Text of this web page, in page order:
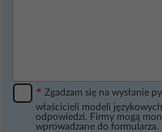
* Zgadzam się na wysłanie
właścicieli modeli
odpowiedzi. Firmy mogą
wprowadzane do formularza.